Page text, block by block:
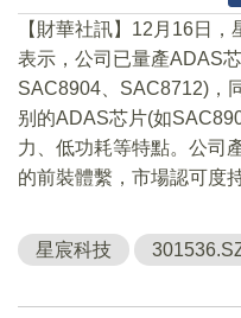
【財華社訊】12月16日，
表示，公司已量產ADAS
SAC8904、SAC8712)，
别的ADAS芯片(如
力、低功耗等特點。公司
的前裝體繫，市場認可度
星宸科技